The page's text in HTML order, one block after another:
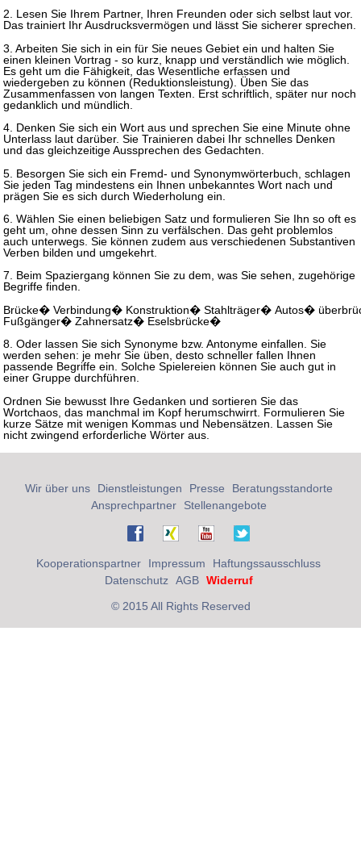
2. Lesen Sie Ihrem Partner, Ihren Freunden oder sich selbst laut vor.
Das trainiert Ihr Ausdrucksvermögen und lässt Sie sicherer sprechen.
3. Arbeiten Sie sich in ein für Sie neues Gebiet ein und halten Sie
einen kleinen Vortrag - so kurz, knapp und verständlich wie möglich.
Es geht um die Fähigkeit, das Wesentliche erfassen und
wiedergeben zu können (Reduktionsleistung). Üben Sie das
Zusammenfassen von langen Texten. Erst schriftlich, später nur noch
gedanklich und mündlich.
4. Denken Sie sich ein Wort aus und sprechen Sie eine Minute ohne
Unterlass laut darüber. Sie Trainieren dabei Ihr schnelles Denken
und das gleichzeitige Aussprechen des Gedachten.
5. Besorgen Sie sich ein Fremd- und Synonymwörterbuch, schlagen
Sie jeden Tag mindestens ein Ihnen unbekanntes Wort nach und
prägen Sie es sich durch Wiederholung ein.
6. Wählen Sie einen beliebigen Satz und formulieren Sie Ihn so oft es
geht um, ohne dessen Sinn zu verfälschen. Das geht problemlos
auch unterwegs. Sie können zudem aus verschiedenen Substantiven
Verben bilden und umgekehrt.
7. Beim Spaziergang können Sie zu dem, was Sie sehen, zugehörige
Begriffe finden.
Brücke� Verbindung� Konstruktion� Stahlträger� Autos�
Fußgänger� Zahnersatz� Eselsbrücke�
8. Oder lassen Sie sich Synonyme bzw. Antonyme einfallen. Sie
werden sehen: je mehr Sie üben, desto schneller fallen Ihnen
passende Begriffe ein. Solche Spielereien können Sie auch gut in
einer Gruppe durchführen.
Ordnen Sie bewusst Ihre Gedanken und sortieren Sie das
Wortchaos, das manchmal im Kopf herumschwirrt. Formulieren Sie
kurze Sätze mit wenigen Kommas und Nebensätzen. Lassen Sie
nicht zwingend erforderliche Wörter aus.
Wir über uns Dienstleistungen Presse
Beratungsstandorte
Ansprechpartner
Stellenangebote
Kooperationspartner Impressum
Haftungssausschluss
Datenschutz
AGB Widerruf
© 2015 All Rights Reserved